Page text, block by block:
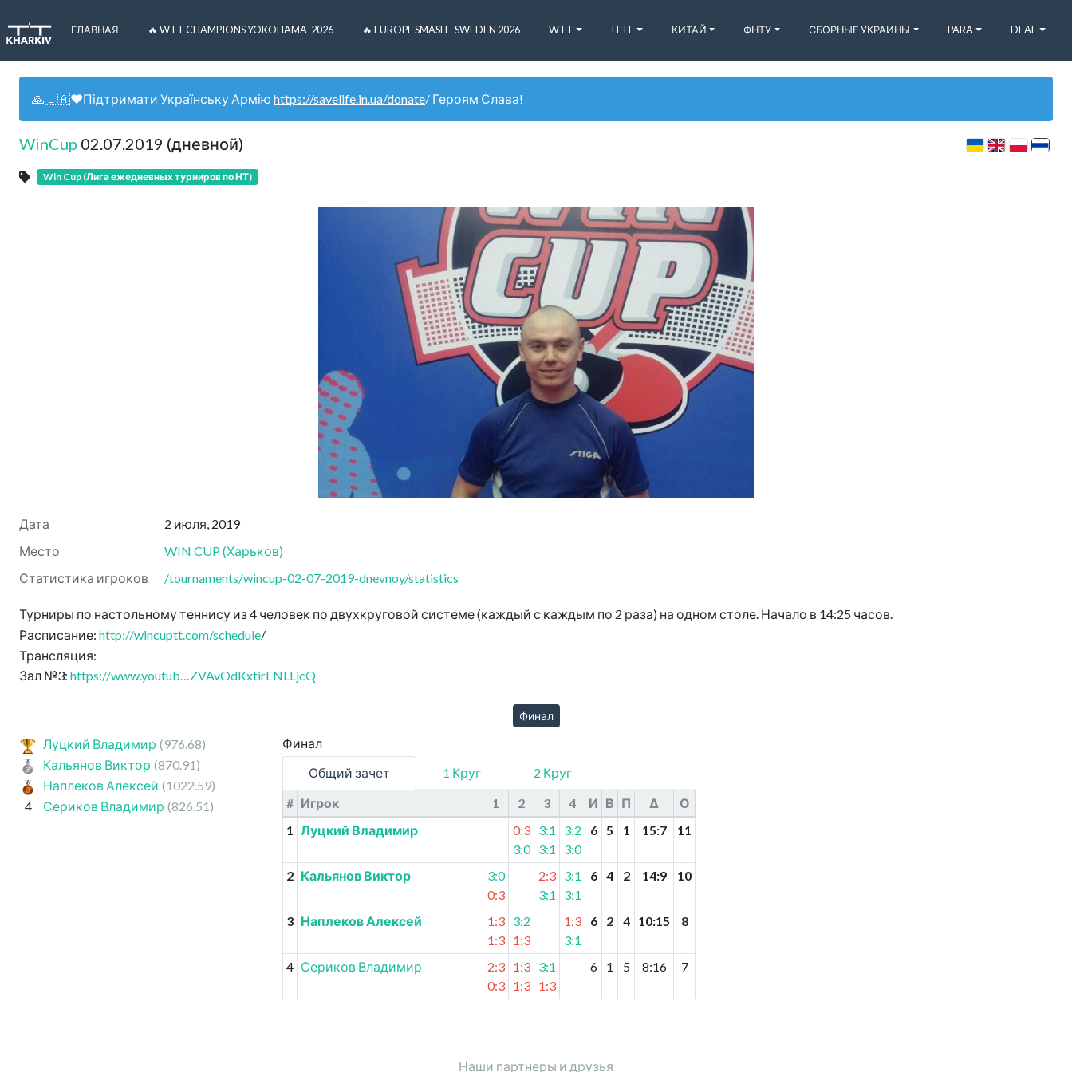
ГЛАВНАЯ 🔥 WTT CHAMPIONS YOKOHAMA-2026 🔥 EUROPE SMASH - SWEDEN 2026 WTT ITTF КИТАЙ ФНТУ СБОРНЫЕ УКРАИНЫ PARA DEAF
🙏🇺🇦❤️Підтримати Українську Армію https://savelife.in.ua/donate/ Героям Слава!
WinCup 02.07.2019 (дневной)
Win Cup (Лига ежедневных турниров по НТ)
Дата
2 июля, 2019
Место
WIN CUP(Харьков)
Статистика игроков
/tournaments/wincup-02-07-2019-dnevnoy/statistics
Турниры по настольному теннису из 4 человек по двухкруговой системе (каждый с каждым по 2 раза) на одном столе. Начало в 14:25 часов.
Расписание: http://wincuptt.com/schedule/
Трансляция:
Зал №3: https://www.youtub…ZVAvOdKxtirENLLjcQ
Финал
Луцкий Владимир (976.68)
Кальянов Виктор (870.91)
Наплеков Алексей (1022.59)
4
Сериков Владимир (826.51)
Финал
Общий зачет
1 Круг
2 Круг
# Игрок 1 2 3 4 И В П Δ
О
1 Луцкий Владимир
0:3
3:0
3:1
3:1
3:2
3:0
6 5 1 15:7 11
2 Кальянов Виктор
3:0
0:3
2:3
3:1
3:1
3:1
6 4 2 14:9 10
3 Наплеков Алексей
1:3
1:3
3:2
1:3
1:3
3:1
6 2 4 10:15 8
4 Сериков Владимир
2:3
0:3
1:3
1:3
3:1
1:3
6 1 5 8:16 7
Наши партнеры и друзья